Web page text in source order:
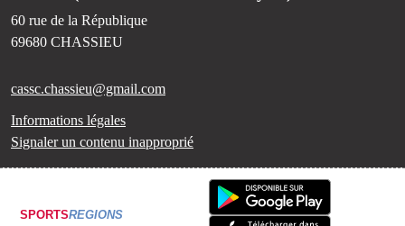
60 rue de la République
69680 CHASSIEU
cassc.chassieu@gmail.com
Informations légales
Signaler un contenu inapproprié
SPORTSREGIONS